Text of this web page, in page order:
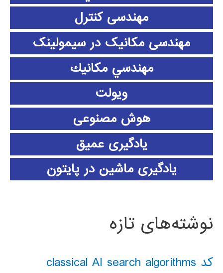
مهندسی کنترل
مهندسی مکانیک در سیمولینک
مهندسي مكانيك
ویولت
هوش مصنوعی
یادگیری عمیق
یادگیری ماشین در پایتون
نوشته‌های تازه
کد classical AI search algorithms